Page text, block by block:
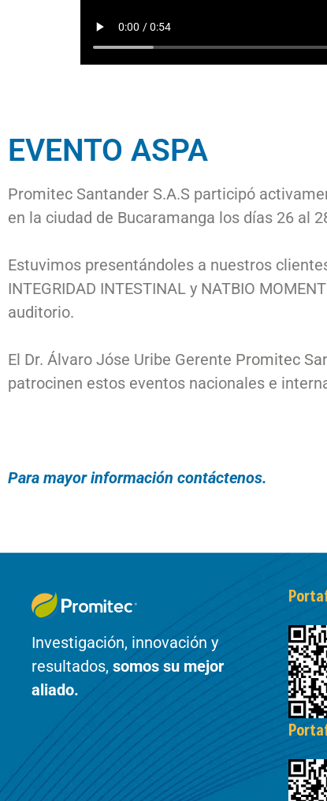
EVENTO ASPA
Promitec Santander S.A.S participó
en la ciudad de Bucaramanga los días 26 al
Estuvimos presentándoles a nuestros
INTEGRIDAD INTESTINAL y NATBIO
auditorio.
El Dr. Álvaro Jóse Uribe Gerente Promitec
patrocinen estos eventos nacionales e
Para mayor información contáctenos.
Investigación, innovación y
resultados, somos su mejor
aliado.